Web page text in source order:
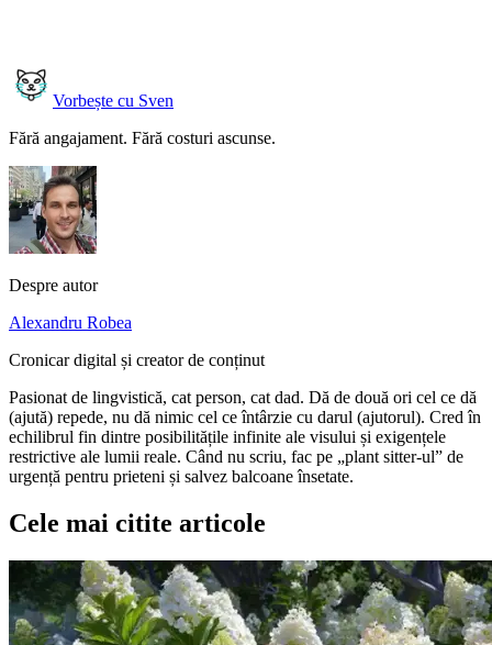
Vorbește cu Sven
Fără angajament. Fără costuri ascunse.
Despre autor
Alexandru Robea
Cronicar digital și creator de conținut
Pasionat de lingvistică, cat person, cat dad. Dă de două ori cel ce dă
(ajută) repede, nu dă nimic cel ce întârzie cu darul (ajutorul). Cred în
echilibrul fin dintre posibilitățile infinite ale visului și exigențele
restrictive ale lumii reale. Când nu scriu, fac pe „plant sitter-ul” de
urgență pentru prieteni și salvez balcoane însetate.
Cele mai citite articole